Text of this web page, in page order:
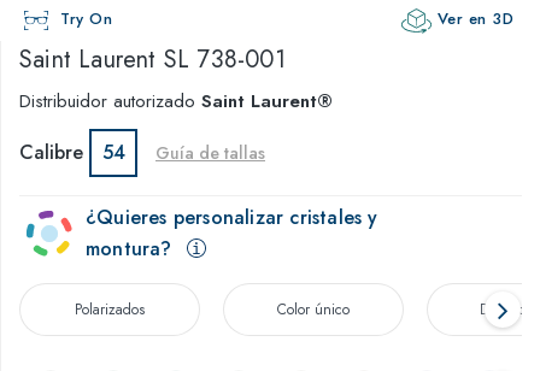
Try On Ver en 3D
Saint Laurent SL 738-001
Distribuidor autorizado Saint Laurent®
Calibre 54 Guía de tallas
¿Quieres personalizar cristales y
montura?
Polarizados Color único